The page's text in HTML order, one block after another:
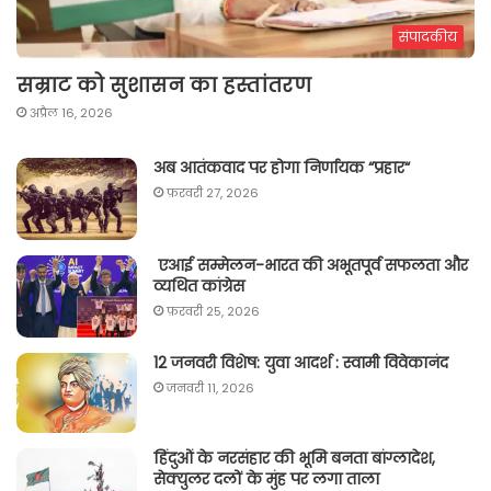
संपादकीय
सम्राट को सुशासन का हस्तांतरण
अप्रैल 16, 2026
अब आतंकवाद पर होगा निर्णायक “प्रहार“
फ़रवरी 27, 2026
एआई सम्मेलन-भारत की अभूतपूर्व सफलता और
व्यथित कांग्रेस
फ़रवरी 25, 2026
12 जनवरी विशेष: युवा आदर्श : स्वामी विवेकानंद
जनवरी 11, 2026
हिंदुओं के नरसंहार की भूमि बनता बांग्लादेश,
सेक्युलर दलों के मुंह पर लगा ताला